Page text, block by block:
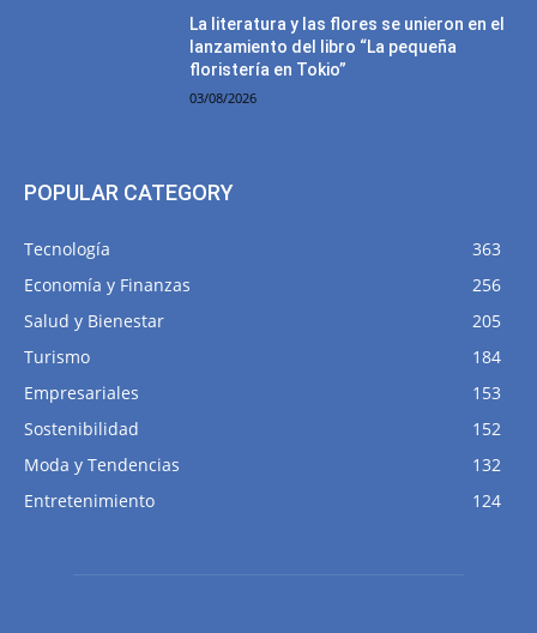
La literatura y las flores se unieron en el
lanzamiento del libro “La pequeña
floristería en Tokio”
03/08/2026
POPULAR CATEGORY
Tecnología
363
Economía y Finanzas
256
Salud y Bienestar
205
Turismo
184
Empresariales
153
Sostenibilidad
152
Moda y Tendencias
132
Entretenimiento
124